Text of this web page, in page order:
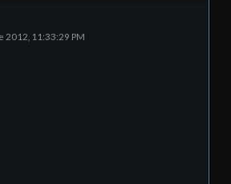
2012, 11:33:29 PM